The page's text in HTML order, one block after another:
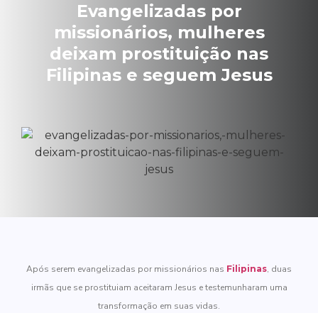
Evangelizadas por
missionários, mulheres
deixam prostituição nas
Filipinas e seguem Jesus
Após serem evangelizadas por missionários nas Filipinas, duas
irmãs que se prostituiam aceitaram Jesus e testemunharam uma
transformação em suas vidas.